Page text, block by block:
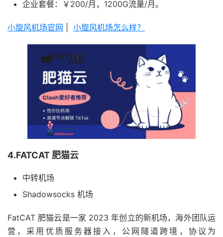
企业套餐：￥200/月，1200G流量/月。
小旋风机场官网 小旋风机场怎么样？
4.FATCAT 肥猫云
中转机场
Shadowsocks 机场
FatCAT 肥猫云是一家 2023 年创立的新机场，海外团队运
营，采用优质服务器接入，公网隧道跨境，协议为